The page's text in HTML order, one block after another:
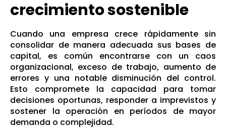
crecimiento sostenible
Cuando una empresa crece rápidamente sin
consolidar de manera adecuada sus bases de
capital, es común encontrarse con un caos
organizacional, exceso de trabajo, aumento de
errores y una notable disminución del control.
Esto compromete la capacidad para tomar
decisiones oportunas, responder a imprevistos y
sostener la operación en períodos de mayor
demanda o complejidad.